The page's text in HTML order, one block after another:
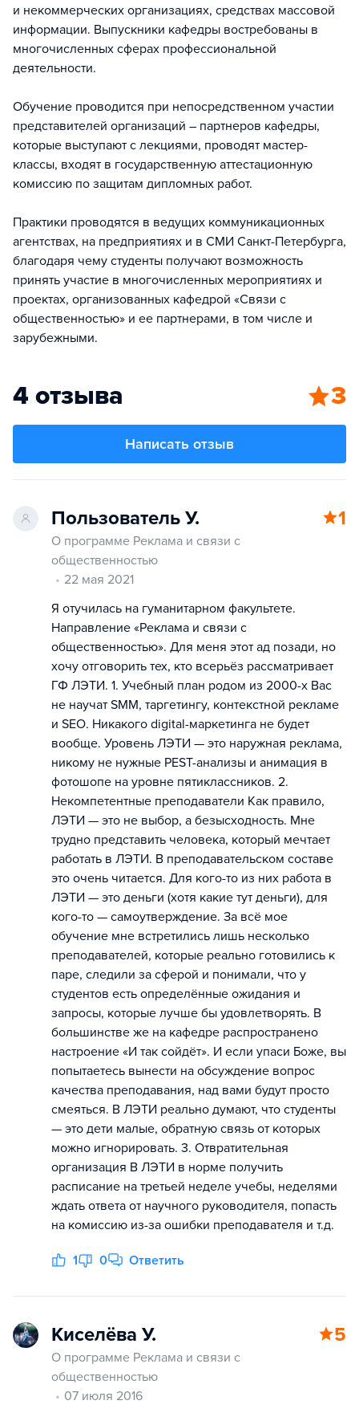
и некоммерческих организациях, средствах массовой
информации. Выпускники кафедры востребованы в
многочисленных сферах профессиональной
деятельности.
Обучение проводится при непосредственном участии
представителей организаций – партнеров кафедры,
которые выступают с лекциями, проводят мастер-
классы, входят в государственную аттестационную
комиссию по защитам дипломных работ.
Практики проводятся в ведущих коммуникационных
агентствах, на предприятиях и в СМИ Санкт-Петербурга,
благодаря чему студенты получают возможность
принять участие в многочисленных мероприятиях и
проектах, организованных кафедрой «Связи с
общественностью» и ее партнерами, в том числе и
зарубежными.
4 отзыва 3
Написать отзыв
Пользователь У. 1
О программе Реклама и связи с
общественностью
22 мая 2021
Я отучилась на гуманитарном факультете.
Направление «Реклама и связи с
общественностью». Для меня этот ад позади, но
хочу отговорить тех, кто всерьёз рассматривает
ГФ ЛЭТИ. 1. Учебный план родом из 2000-х Вас
не научат SMM, таргетингу, контекстной рекламе
и SEO. Никакого digital-маркетинга не будет
вообще. Уровень ЛЭТИ — это наружная реклама,
никому не нужные PEST-анализы и анимация в
фотошопе на уровне пятиклассников. 2.
Некомпетентные преподаватели Как правило,
ЛЭТИ — это не выбор, а безысходность. Мне
трудно представить человека, который мечтает
работать в ЛЭТИ. В преподавательском составе
это очень читается. Для кого-то из них работа в
ЛЭТИ — это деньги (хотя какие тут деньги), для
кого-то — самоутверждение. За всё мое
обучение мне встретились лишь несколько
преподавателей, которые реально готовились к
паре, следили за сферой и понимали, что у
студентов есть определённые ожидания и
запросы, которые лучше бы удовлетворять. В
большинстве же на кафедре распространено
настроение «И так сойдёт». И если упаси Боже, вы
попытаетесь вынести на обсуждение вопрос
качества преподавания, над вами будут просто
смеяться. В ЛЭТИ реально думают, что студенты
— это дети малые, обратную связь от которых
можно игнорировать. 3. Отвратительная
организация В ЛЭТИ в норме получить
расписание на третьей неделе учебы, неделями
ждать ответа от научного руководителя, попасть
на комиссию из-за ошибки преподавателя и т.д.
1 0 Ответить
Киселёва У. 5
О программе Реклама и связи с
общественностью
07 июля 2016